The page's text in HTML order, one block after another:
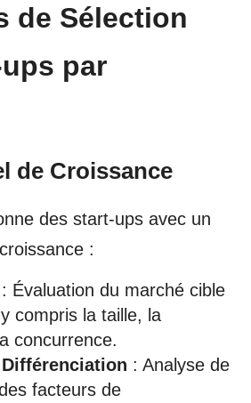
de Sélection
par
de Croissance
des start-ups avec un
:
: Évaluation du marché cible
compris la taille, la
concurrence.
: Analyse de
facteurs de